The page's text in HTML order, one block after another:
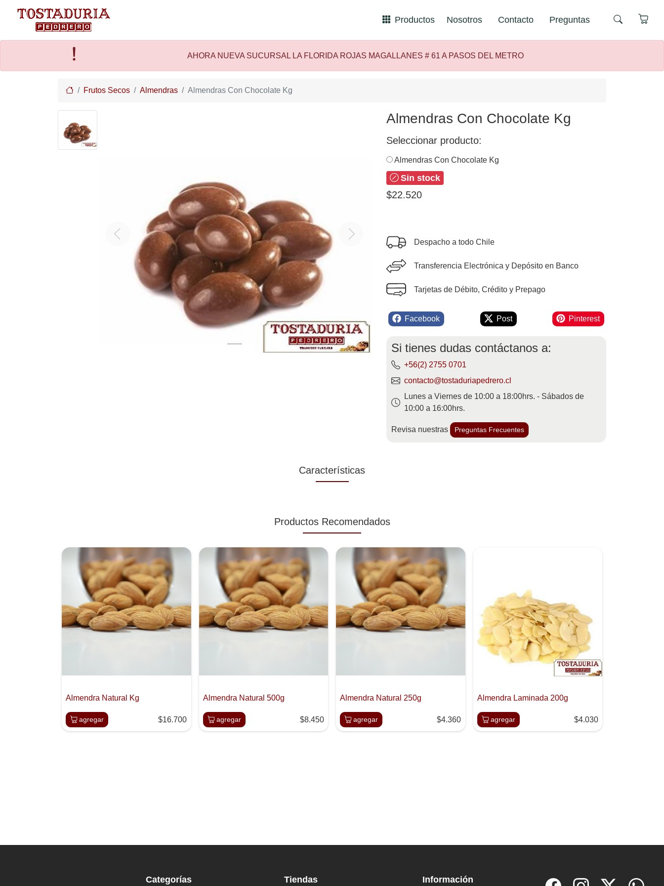
Productos Nosotros Contacto Preguntas
AHORA NUEVA SUCURSAL LA FLORIDA ROJAS MAGALLANES # 61 A PASOS DEL METRO
HomeFrutos Secos Almendras Almendras Con Chocolate Kg
Previous Next
Almendras Con Chocolate Kg
Seleccionar producto:
Almendras Con Chocolate Kg
Sin stock
$22.520
Despacho a todo Chile
Transferencia Electrónica y Depósito en Banco
Tarjetas de Débito, Crédito y Prepago
Facebook Post Pinterest
Si tienes dudas contáctanos a:
+56(2) 2755 0701
contacto@tostaduriapedrero.cl
Lunes a Viernes de 10:00 a 18:00hrs. - Sábados de
10:00 a 16:00hrs.
Revisa nuestras Preguntas Frecuentes
Características
Productos Recomendados
Almendra Natural Kg
agregar $16.700
Almendra Natural 500g
agregar $8.450
Almendra Natural 250g
agregar $4.360
Almendra Laminada 200g
agregar $4.030
Categorías Tiendas Información